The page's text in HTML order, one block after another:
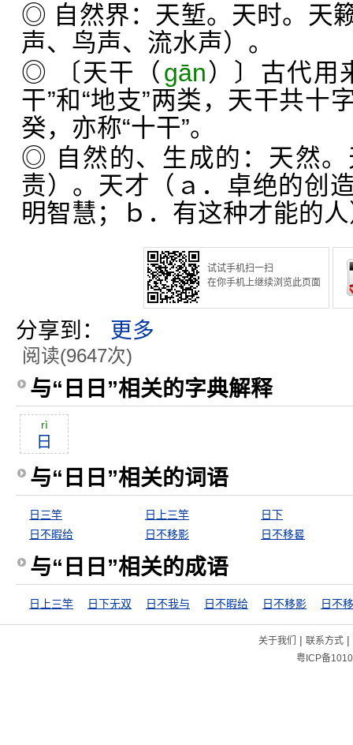
◎ 自然界：天堑。天时。天
声、鸟声、流水声）。
◎ 〔天干（ ɡān）〕古代用
干”和“地支”两类，天干共十
癸，亦称“十干”。
◎ 自然的、生成的：天然
责）。天才（ａ．卓绝的创
明智慧；ｂ．有这种才能的
试试手机扫一扫
在你手机上继续浏览此页面
分享到： 更多
阅读(9647次)
与“日日”相关的字典解释
rì
日
与“日日”相关的词语
日三竿 日上三竿
日下
日不暇给
日不移影 日不移晷
与“日日”相关的成语
日上三竿 日下无双 日不我与 日不暇给 日不移影 日不
关于我们 | 联系方式|
粤ICP备